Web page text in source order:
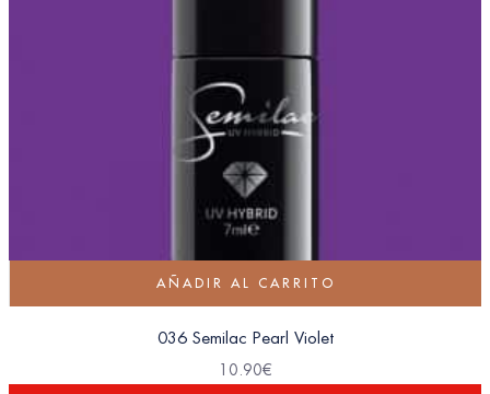
AÑADIR AL CARRITO
036 Semilac Pearl Violet
10.90€